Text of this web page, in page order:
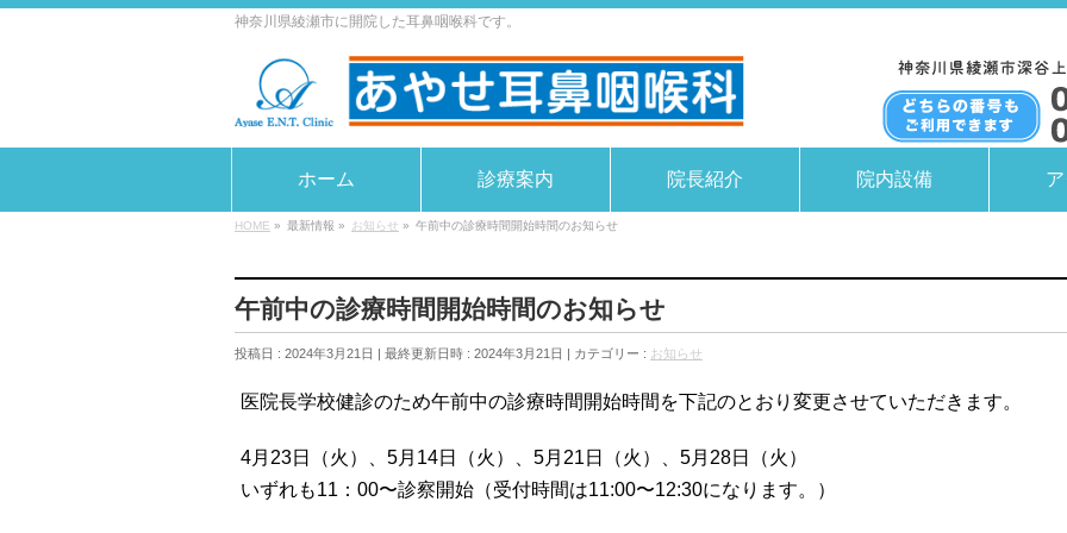
神奈川県綾瀬市に開院した耳鼻咽喉科です。
ホーム 診療案内 院長紹介 院内設備
HOME » 最新情報 » お知らせ » 午前中の診療時間開始時間のお知らせ
午前中の診療時間開始時間のお知らせ
投稿日 : 2024年3月21日 最終更新日時 : 2024年3月21日 カテゴリー : お知らせ
医院長学校健診のため午前中の診療時間開始時間を下記のとおり変更させていただきます。
4月23日（火）、5月14日（火）、5月21日（火）、5月28日（火）
いずれも11：00〜診察開始（受付時間は11:00〜12:30になります。）